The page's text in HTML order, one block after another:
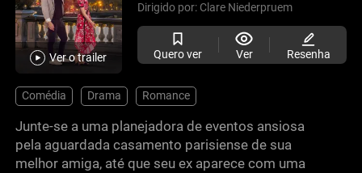
Ver o trailer
Dirigido por: Clare Niederpruem
Quero ver Ver Resenha
Comédia Drama Romance
Junte-se a uma planejadora de eventos ansiosa
pela aguardada casamento parisiense de sua
melhor amiga, até que seu ex aparece com uma